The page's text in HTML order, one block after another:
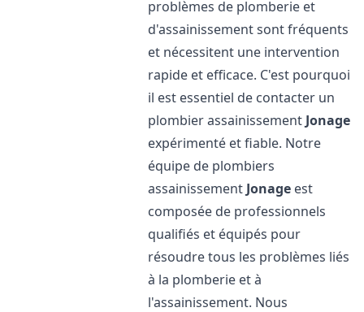
problèmes de plomberie et
d'assainissement sont fréquents
et nécessitent une intervention
rapide et efficace. C'est pourquoi
il est essentiel de contacter un
plombier assainissement Jonage
expérimenté et fiable. Notre
équipe de plombiers
assainissement Jonage est
composée de professionnels
qualifiés et équipés pour
résoudre tous les problèmes liés
à la plomberie et à
l'assainissement. Nous